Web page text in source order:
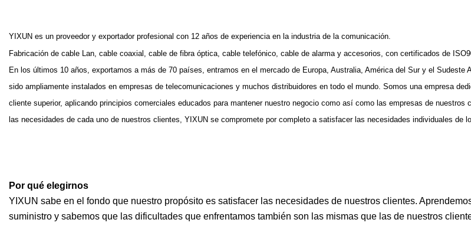
YIXUN es un proveedor y exportador profesional con 12 años de experiencia en la industria de la comunicación.
Fabricación de cable Lan, cable coaxial, cable de fibra óptica, cable telefónico, cable de alarma y accesorios, con certificados de
En los últimos 10 años, exportamos a más de 70 países, entramos en el mercado de Europa, Australia, América del Sur y el Sudeste
sido ampliamente instalados en empresas de telecomunicaciones y muchos distribuidores en todo el mundo. Somos una empresa
cliente superior, aplicando principios comerciales educados para mantener nuestro negocio como así como las empresas de nuestros
las necesidades de cada uno de nuestros clientes, YIXUN se compromete por completo a satisfacer las necesidades individuales de
Por qué elegirnos
YIXUN sabe en el fondo que nuestro propósito es satisfacer las necesidades de nuestros clientes.
suministro y sabemos que las dificultades que enfrentamos también son las mismas que las de nuestros